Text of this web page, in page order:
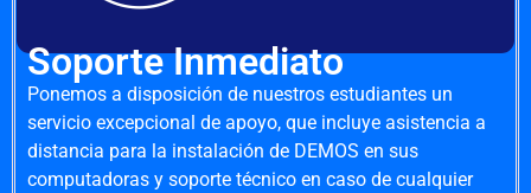
Soporte Inmediato
Ponemos a disposición de nuestros estudiantes un
servicio excepcional de apoyo, que incluye asistencia a
distancia para la instalación de DEMOS en sus
computadoras y soporte técnico en caso de cualquier